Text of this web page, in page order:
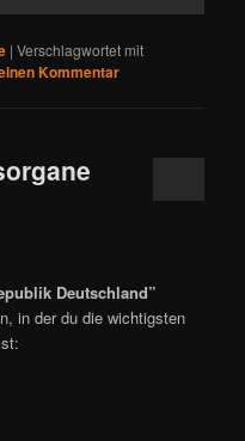
|Verschlagwortet mit
Kommentar
Deutschland”
in der du die wichtigsten